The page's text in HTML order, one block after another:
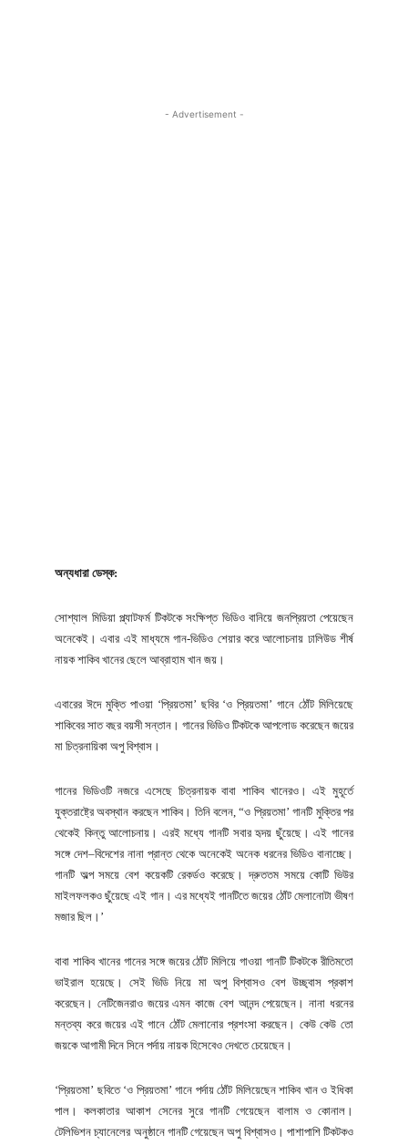
- Advertisement -
অন্যধারা ডেস্ক:
সোশ্যাল মিডিয়া প্ল্যাটফর্ম টিকটকে সংক্ষিপ্ত ভিডিও বানিয়ে জনপ্রিয়তা পেয়েছেন
অনেকেই। এবার এই মাধ্যমে গান-ভিডিও শেয়ার করে আলোচনায় ঢালিউড শীর্ষ
নায়ক শাকিব খানের ছেলে আব্রাহাম খান জয়।
এবারের ঈদে মুক্তি পাওয়া ‘প্রিয়তমা’ ছবির ‘ও প্রিয়তমা’ গানে ঠোঁট মিলিয়েছে
শাকিবের সাত বছর বয়সী সন্তান। গানের ভিডিও টিকটকে আপলোড করেছেন জয়ের
মা চিত্রনায়িকা অপু বিশ্বাস।
গানের ভিডিওটি নজরে এসেছে চিত্রনায়ক বাবা শাকিব খানেরও। এই মুহূর্তে
যুক্তরাষ্ট্রে অবস্থান করছেন শাকিব। তিনি বলেন, “ও প্রিয়তমা’ গানটি মুক্তির পর
থেকেই কিন্তু আলোচনায়। এরই মধ্যে গানটি সবার হৃদয় ছুঁয়েছে। এই গানের
সঙ্গে দেশ–বিদেশের নানা প্রান্ত থেকে অনেকেই অনেক ধরনের ভিডিও বানাচ্ছে।
গানটি অল্প সময়ে বেশ কয়েকটি রেকর্ডও করেছে। দ্রুততম সময়ে কোটি ভিউর
মাইলফলকও ছুঁয়েছে এই গান। এর মধ্যেই গানটিতে জয়ের ঠোঁট মেলানোটা ভীষণ
মজার ছিল।’
বাবা শাকিব খানের গানের সঙ্গে জয়ের ঠোঁট মিলিয়ে গাওয়া গানটি টিকটকে রীতিমতো
ভাইরাল হয়েছে। সেই ভিডি নিয়ে মা অপু বিশ্বাসও বেশ উচ্ছ্বাস প্রকাশ
করেছেন। নেটিজেনরাও জয়ের এমন কাজে বেশ আনন্দ পেয়েছেন। নানা ধরনের
মন্তব্য করে জয়ের এই গানে ঠোঁট মেলানোর প্রশংসা করছেন। কেউ কেউ তো
জয়কে আগামী দিনে সিনে পর্দায় নায়ক হিসেবেও দেখতে চেয়েছেন।
‘প্রিয়তমা’ ছবিতে ‘ও প্রিয়তমা’ গানে পর্দায় ঠোঁট মিলিয়েছেন শাকিব খান ও ইধিকা
পাল। কলকাতার আকাশ সেনের সুরে গানটি গেয়েছেন বালাম ও কোনাল।
টেলিভিশন চ্যানেলের অনুষ্ঠানে গানটি গেয়েছেন অপু বিশ্বাসও। পাশাপাশি টিকটকও